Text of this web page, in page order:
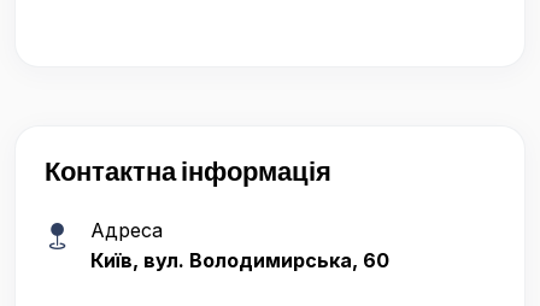
Контактна інформація
Адреса
Київ, вул. Володимирська, 60